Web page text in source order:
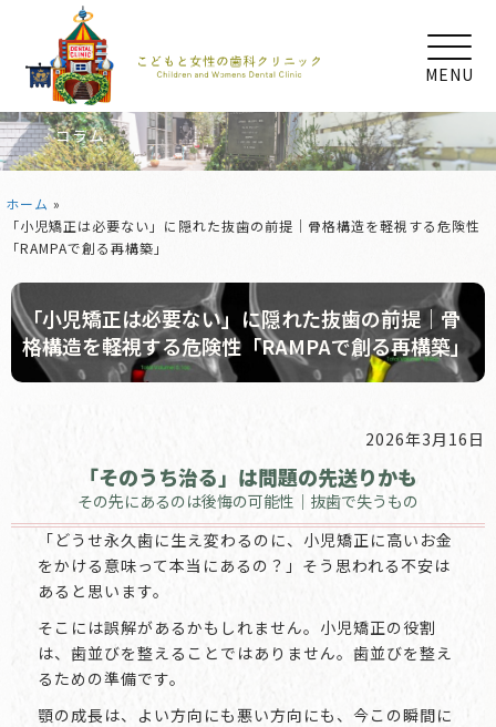
MENU
コラム
ホーム »
「小児矯正は必要ない」に隠れた抜歯の前提｜骨格構造を軽視する危険性
「RAMPAで創る再構築」
「小児矯正は必要ない」に隠れた抜歯の前提｜骨
格構造を軽視する危険性「RAMPAで創る再構築」
2026年3月16日
「そのうち治る」は問題の先送りかも
その先にあるのは後悔の可能性｜抜歯で失うもの
「どうせ永久歯に生え変わるのに、小児矯正に高いお金
をかける意味って本当にあるの？」そう思われる不安は
あると思います。
そこには誤解があるかもしれません。小児矯正の役割
は、歯並びを整えることではありません。歯並びを整え
るための準備です。
顎の成長は、よい方向にも悪い方向にも、今この瞬間に